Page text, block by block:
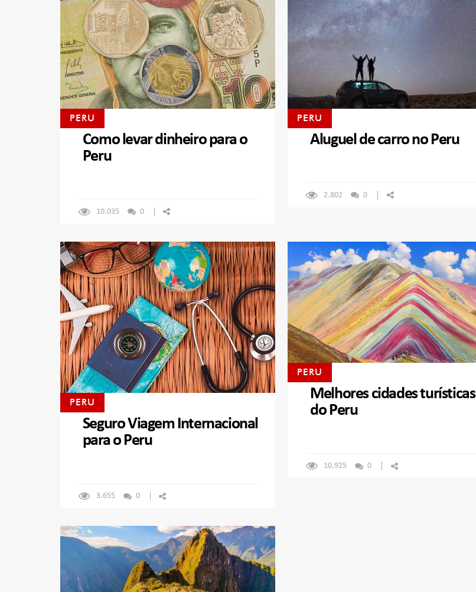
PERU
Como levar dinheiro para o
Peru
10.035 0
PERU
Aluguel de carro no Peru
2.802 0
PERU
Seguro Viagem Internacional
para o Peru
3.655 0
PERU
Melhores cidades turísticas
do Peru
10.925 0